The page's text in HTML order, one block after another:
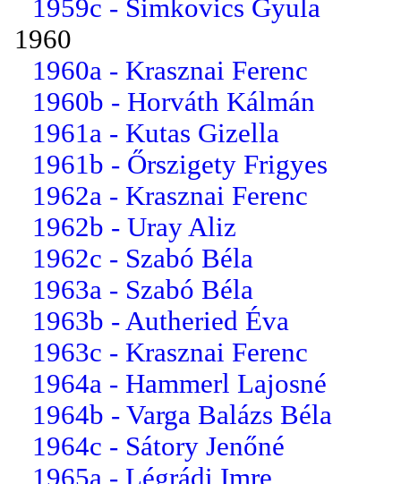
1959c - Simkovics Gyula
1960
1960a - Krasznai Ferenc
1960b - Horváth Kálmán
1961a - Kutas Gizella
1961b - Őrszigety Frigyes
1962a - Krasznai Ferenc
1962b - Uray Aliz
1962c - Szabó Béla
1963a - Szabó Béla
1963b - Autheried Éva
1963c - Krasznai Ferenc
1964a - Hammerl Lajosné
1964b - Varga Balázs Béla
1964c - Sátory Jenőné
1965a - Légrádi Imre